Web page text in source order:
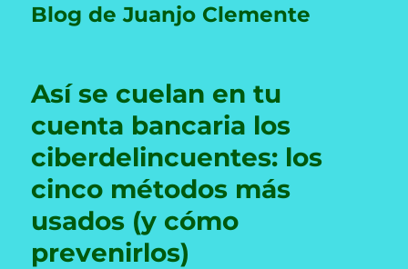
Blog de Juanjo Clemente
Así se cuelan en tu
cuenta bancaria los
ciberdelincuentes: los
cinco métodos más
usados (y cómo
prevenirlos)